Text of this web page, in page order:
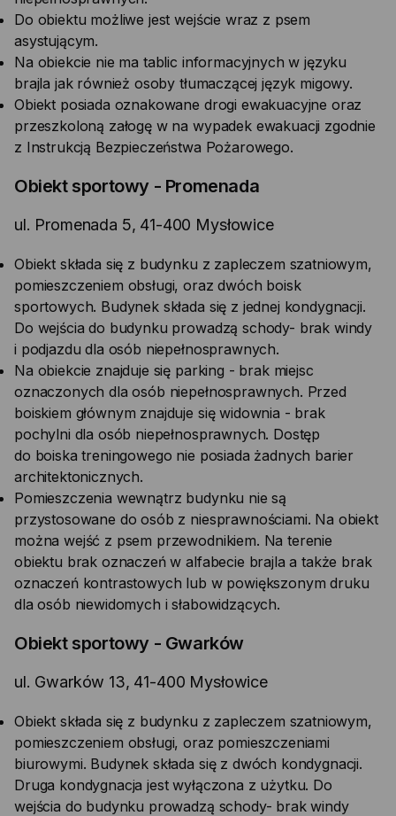
Do obiektu możliwe jest wejście wraz z psem
asystującym.
Na obiekcie nie ma tablic informacyjnych w języku
brajla jak również osoby tłumaczącej język migowy.
Obiekt posiada oznakowane drogi ewakuacyjne oraz
przeszkoloną załogę w na wypadek ewakuacji zgodnie
z Instrukcją Bezpieczeństwa Pożarowego.
Obiekt sportowy - Promenada
ul. Promenada 5, 41-400 Mysłowice
Obiekt składa się z budynku z zapleczem szatniowym,
pomieszczeniem obsługi, oraz dwóch boisk
sportowych. Budynek składa się z jednej kondygnacji.
Do wejścia do budynku prowadzą schody- brak windy
i podjazdu dla osób niepełnosprawnych.
Na obiekcie znajduje się parking - brak miejsc
oznaczonych dla osób niepełnosprawnych. Przed
boiskiem głównym znajduje się widownia - brak
pochylni dla osób niepełnosprawnych. Dostęp
do boiska treningowego nie posiada żadnych barier
architektonicznych.
Pomieszczenia wewnątrz budynku nie są
przystosowane do osób z niesprawnościami. Na obiekt
można wejść z psem przewodnikiem. Na terenie
obiektu brak oznaczeń w alfabecie brajla a także brak
oznaczeń kontrastowych lub w powiększonym druku
dla osób niewidomych i słabowidzących.
Obiekt sportowy - Gwarków
ul. Gwarków 13, 41-400 Mysłowice
Obiekt składa się z budynku z zapleczem szatniowym,
pomieszczeniem obsługi, oraz pomieszczeniami
biurowymi. Budynek składa się z dwóch kondygnacji.
Druga kondygnacja jest wyłączona z użytku. Do
wejścia do budynku prowadzą schody- brak windy